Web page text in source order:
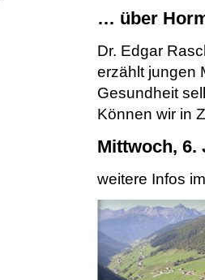
… über
Dr. Edgar
erzählt jungen
Gesundheit
Können wir in
Mittwoch, 6.
weitere Infos